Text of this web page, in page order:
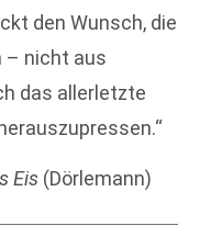
den Wunsch, die
– nicht aus
das allerletzte
Eis (Dörlemann)